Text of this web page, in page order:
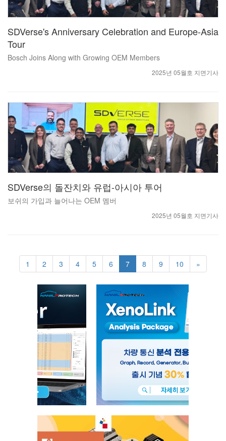
SDVerse's Anniversary Celebration and Europe-Asia
Tour
Bosch Joins Along with Growing OEM Members
2025년 05월호 지면기사
SDVerse의 돌잔치와 유럽-아시아 투어
보쉬의 가입과 늘어나는 OEM 멤버
2025년 05월호 지면기사
1 2 3 4 5 6 7 8 9 10 »